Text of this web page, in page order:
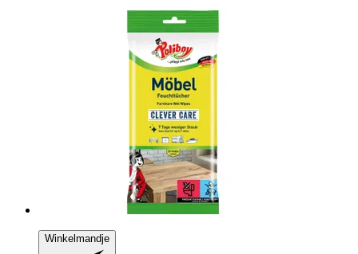
Winkelmandje